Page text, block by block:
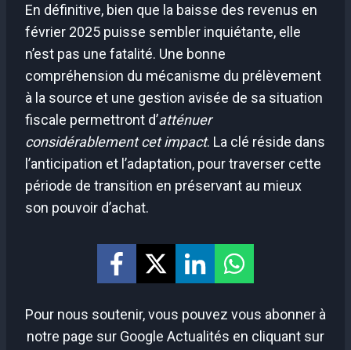
En définitive, bien que la baisse des revenus en
février 2025 puisse sembler inquiétante, elle
n’est pas une fatalité. Une bonne
compréhension du mécanisme du prélèvement
à la source et une gestion avisée de sa situation
fiscale permettront d’atténuer
considérablement cet impact. La clé réside dans
l’anticipation et l’adaptation, pour traverser cette
période de transition en préservant au mieux
son pouvoir d’achat.
Pour nous soutenir, vous pouvez vous abonner à
notre page sur Google Actualités en cliquant sur